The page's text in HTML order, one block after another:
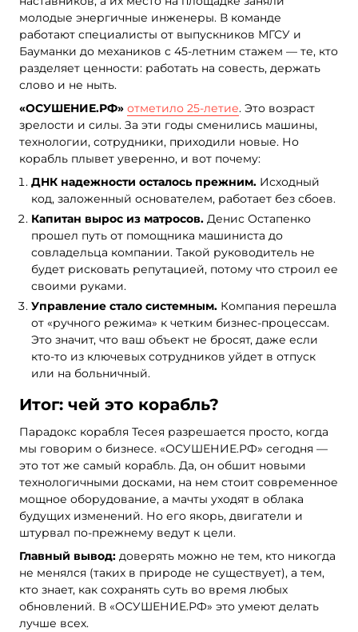
молодые энергичные инженеры. В команде
работают специалисты от выпускников МГСУ и
Бауманки до механиков с 45-летним стажем — те, кто
разделяет ценности: работать на совесть, держать
слово и не ныть.
«ОСУШЕНИЕ.РФ» отметило 25-летие. Это возраст
зрелости и силы. За эти годы сменились машины,
технологии, сотрудники, приходили новые. Но
корабль плывет уверенно, и вот почему:
ДНК надежности осталось прежним. Исходный
код, заложенный основателем, работает без сбоев.
Капитан вырос из матросов. Денис Остапенко
прошел путь от помощника машиниста до
совладельца компании. Такой руководитель не
будет рисковать репутацией, потому что строил ее
своими руками.
Управление стало системным. Компания перешла
от «ручного режима» к четким бизнес-процессам.
Это значит, что ваш объект не бросят, даже если
кто-то из ключевых сотрудников уйдет в отпуск
или на больничный.
Итог: чей это корабль?
Парадокс корабля Тесея разрешается просто, когда
мы говорим о бизнесе. «ОСУШЕНИЕ.РФ» сегодня —
это тот же самый корабль. Да, он обшит новыми
технологичными досками, на нем стоит современное
мощное оборудование, а мачты уходят в облака
будущих изменений. Но его якорь, двигатели и
штурвал по-прежнему ведут к цели.
Главный вывод: доверять можно не тем, кто никогда
не менялся (таких в природе не существует), а тем,
кто знает, как сохранять суть во время любых
обновлений. В «ОСУШЕНИЕ.РФ» это умеют делать
лучше всех.